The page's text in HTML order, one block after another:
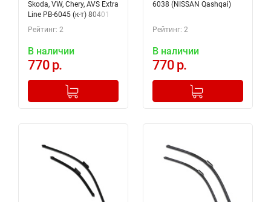
Skoda, VW, Chery, AVS Extra
Line PB-6045 (к-т) 80401
Рейтинг: 2
В наличии
770 р.
+
Добавлено в корзину
6038 (NISSAN Qashqai)
Рейтинг: 2
В наличии
770 р.
+
Добавлено в корзину